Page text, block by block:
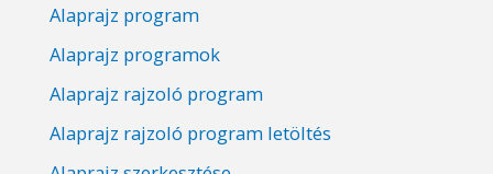
Alaprajz program
Alaprajz programok
Alaprajz rajzoló program
Alaprajz rajzoló program letöltés